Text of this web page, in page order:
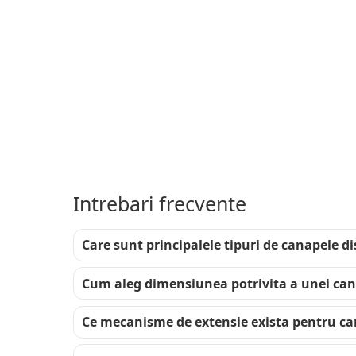
Intrebari frecvente
Care sunt principalele tipuri de canapele
Cum aleg dimensiunea potrivita a unei
Ce mecanisme de extensie exista pentru